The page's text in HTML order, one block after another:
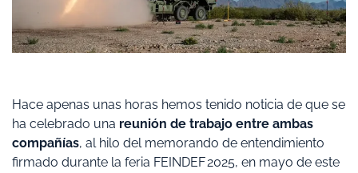
Hace apenas unas horas hemos tenido noticia de que se
ha celebrado una reunión de trabajo entre ambas
compañías, al hilo del memorando de entendimiento
firmado durante la feria FEINDEF 2025, en mayo de este